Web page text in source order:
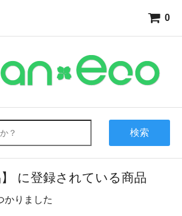
0
検索
】 に登録されている商品
かりました